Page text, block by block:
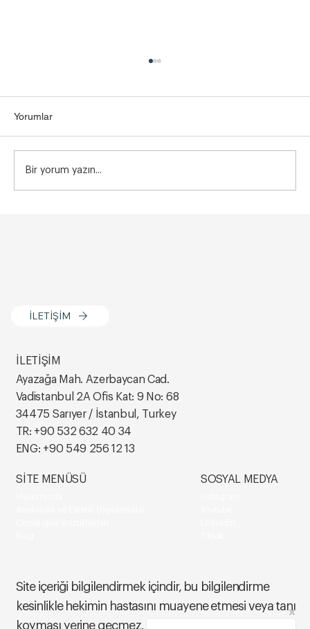
Yorumlar
Bir yorum yazın...
İLETİŞİM
Ayazağa Mah. Azerbaycan Cad.
Vadistanbul 2A Ofis Kat: 9 No: 68
34475 Sarıyer / İstanbul, Turkey
TR: +90 532 632 40 34
ENG: +90 549 256 12 13
İLETİŞİM
SİTE MENÜSÜ SOSYAL MEDYA
Site içeriği bilgilendirmek içindir, bu bilgilendirme
kesinlikle hekimin hastasını muayene etmesi veya tanı
koyması yerine geçmez. Site dışındaki sosyal medya